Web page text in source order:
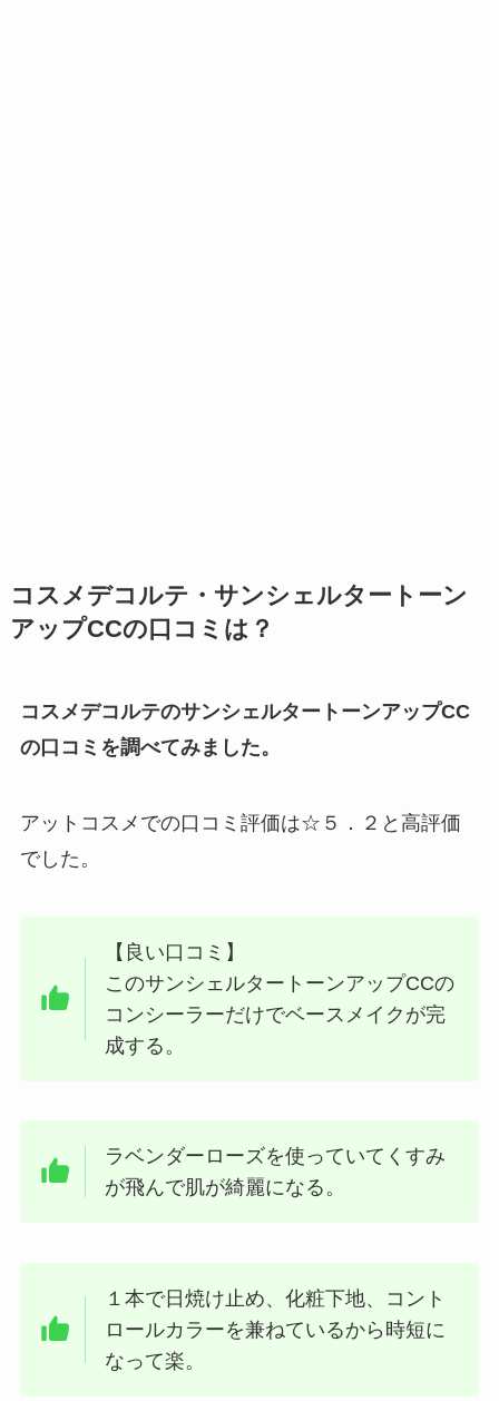
コスメデコルテ・サンシェルタートーン
アップCCの口コミは？
コスメデコルテのサンシェルタートーンアップCC
の口コミを調べてみました。
アットコスメでの口コミ評価は☆５．２と高評価
でした。
【良い口コミ】
このサンシェルタートーンアップCCの
コンシーラーだけでベースメイクが完
成する。
ラベンダーローズを使っていてくすみ
が飛んで肌が綺麗になる。
１本で日焼け止め、化粧下地、コント
ロールカラーを兼ねているから時短に
なって楽。